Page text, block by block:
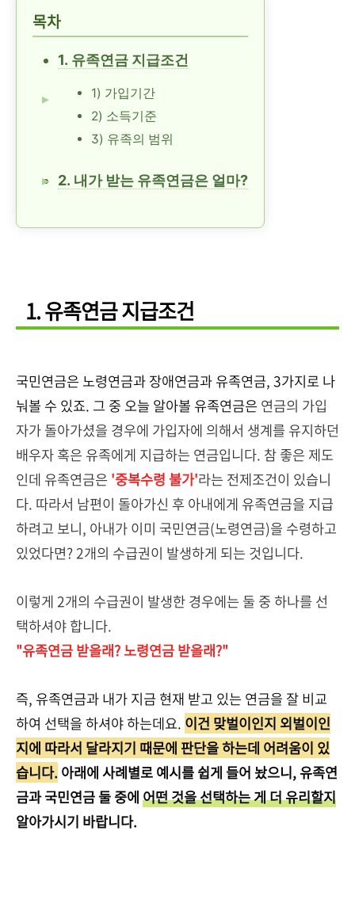
목차
1. 유족연금 지급조건
1) 가입기간
2) 소득기준
3) 유족의 범위
2. 내가 받는 유족연금은 얼마?
1. 유족연금 지급조건
국민연금은 노령연금과 장애연금과 유족연금, 3가지로 나
눠볼 수 있죠. 그 중 오늘 알아볼 유족연금은 연금의 가입
자가 돌아가셨을 경우에 가입자에 의해서 생계를 유지하던
배우자 혹은 유족에게 지급하는 연금입니다. 참 좋은 제도
인데 유족연금은 '중복수령 불가'라는 전제조건이 있습니
다. 따라서 남편이 돌아가신 후 아내에게 유족연금을 지급
하려고 보니, 아내가 이미 국민연금(노령연금)을 수령하고
있었다면? 2개의 수급권이 발생하게 되는 것입니다.
이렇게 2개의 수급권이 발생한 경우에는 둘 중 하나를 선
택하셔야 합니다.
"유족연금 받을래? 노령연금 받을래?"
즉, 유족연금과 내가 지금 현재 받고 있는 연금을 잘 비교
하여 선택을 하셔야 하는데요. 이건 맞벌이인지 외벌이인
지에 따라서 달라지기 때문에 판단을 하는데 어려움이 있
습니다. 아래에 사례별로 예시를 쉽게 들어 놨으니, 유족연
금과 국민연금 둘 중에어떤 것을 선택하는 게 더 유리할지
알아가시기 바랍니다.